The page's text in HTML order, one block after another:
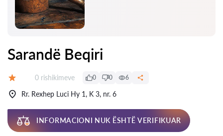
Sarandë Beqiri
Rishikime:
0 rishikimeve 0 0 6
Rr. Rexhep Luci Hy 1, K 3, nr. 6
INFORMACIONI NUK ËSHTË VERIFIKUAR